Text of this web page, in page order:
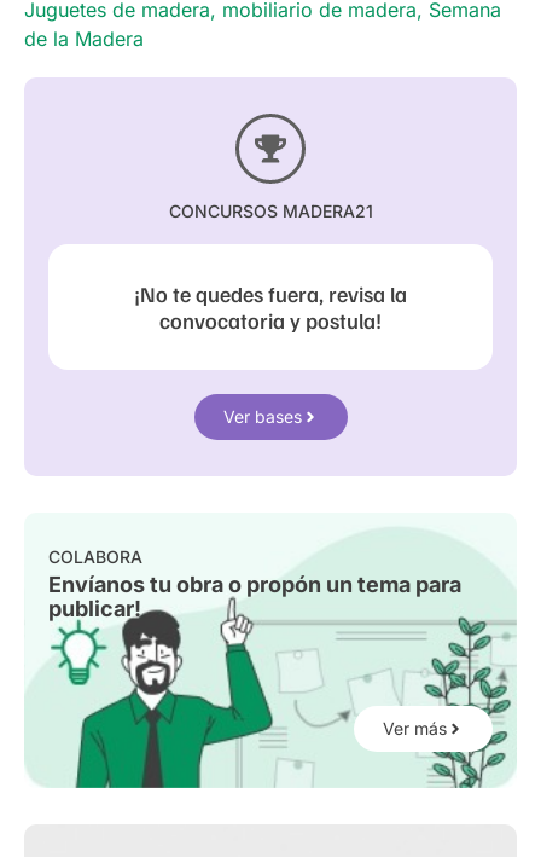
Juguetes de madera, mobiliario de madera, Semana
de la Madera
CONCURSOS MADERA21
¡No te quedes fuera, revisa la
convocatoria y postula!
Ver bases
COLABORA
Envíanos tu obra o propón un tema para
publicar!
Ver más